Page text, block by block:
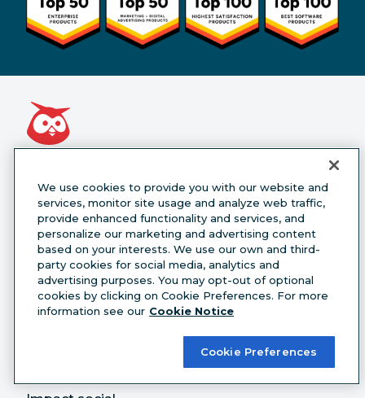
Pourquoi Hootsuite ?
Notre histoire
Carrières
Équipe de direction
du produit
Publier
Communiquer
Surveiller
Analyse
We use cookies to provide you with our website and
services, monitor site usage and analyze web traffic,
provide enhanced functionality and services, and
personalize our marketing and advertising content
based on your interests. We use our own and third-
party cookies for social media, analytics and
advertising purposes. You may opt-out of optional
cookies by clicking on Cookie Preferences. For more
information see our Cookie Notice
Cookie Preferences